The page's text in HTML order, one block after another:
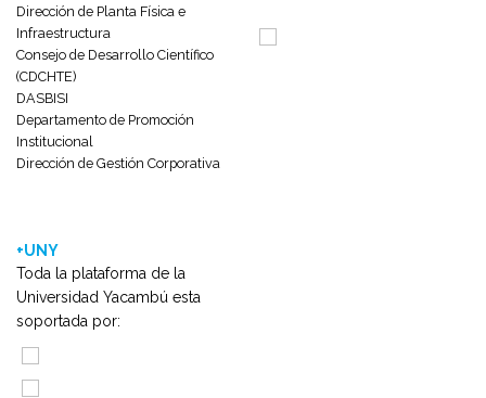
Dirección de Planta Física e
Infraestructura
Consejo de Desarrollo Científico
(CDCHTE)
DASBISI
Departamento de Promoción
Institucional
Dirección de Gestión Corporativa
+UNY
Toda la plataforma de la
Universidad Yacambú esta
soportada por: